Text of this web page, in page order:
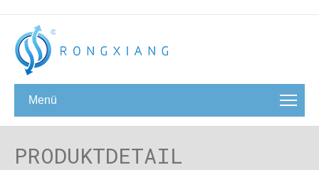
Menü
PRODUKTDETAIL